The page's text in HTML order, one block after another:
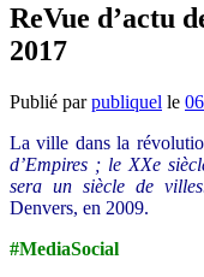
ReVue d’actu
2017
Publié parpubliquel le
La ville dans la
d’Empires ; le XXe
sera un siècle de
Denvers, en 2009.
#MediaSocial